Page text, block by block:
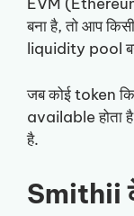
बना है, तो आप
liquidity pool
जब कोई token
available होता
है.
Smithii